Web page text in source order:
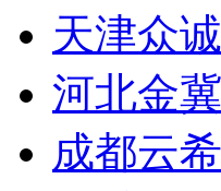
天津众
河北金
成都云